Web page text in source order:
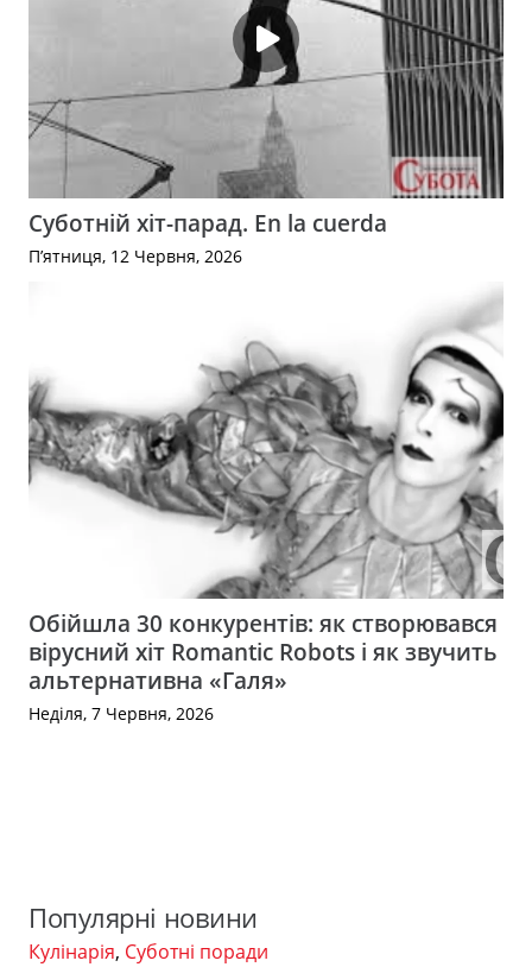
Суботній хіт-парад. En la cuerda
П’ятниця, 12 Червня, 2026
Обійшла 30 конкурентів: як створювався
вірусний хіт Romantic Robots і як звучить
альтернативна «Галя»
Неділя, 7 Червня, 2026
Популярні новини
Кулінарія, Суботні поради